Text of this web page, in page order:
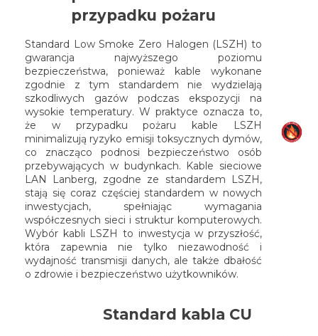
przypadku pożaru
Standard Low Smoke Zero Halogen (LSZH) to
gwarancja najwyższego poziomu
bezpieczeństwa, ponieważ kable wykonane
zgodnie z tym standardem nie wydzielają
szkodliwych gazów podczas ekspozycji na
wysokie temperatury. W praktyce oznacza to,
że w przypadku pożaru kable LSZH
minimalizują ryzyko emisji toksycznych dymów,
co znacząco podnosi bezpieczeństwo osób
przebywających w budynkach. Kable sieciowe
LAN Lanberg, zgodne ze standardem LSZH,
stają się coraz częściej standardem w nowych
inwestycjach, spełniając wymagania
współczesnych sieci i struktur komputerowych.
Wybór kabli LSZH to inwestycja w przyszłość,
która zapewnia nie tylko niezawodność i
wydajność transmisji danych, ale także dbałość
o zdrowie i bezpieczeństwo użytkowników.
Standard kabla CU